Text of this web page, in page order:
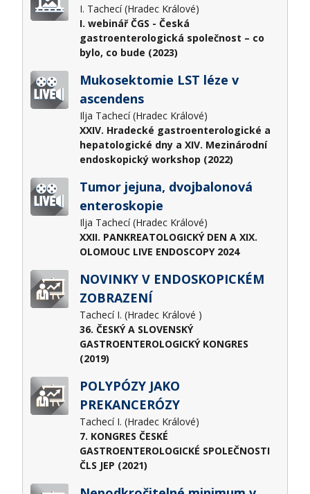
I. Tachecí (Hradec Králové)
I. webinář ČGS - Česká
gastroenterologická společnost – co
bylo, co bude (2023)
Mukosektomie LST léze v
ascendens
Ilja Tachecí (Hradec Králové)
XXIV. Hradecké gastroenterologické a
hepatologické dny a XIV. Mezinárodní
endoskopický workshop (2022)
Tumor jejuna, dvojbalonová
enteroskopie
Ilja Tachecí (Hradec Králové)
XXII. PANKREATOLOGICKÝ DEN A XIX.
OLOMOUC LIVE ENDOSCOPY 2024
NOVINKY V ENDOSKOPICKÉM
ZOBRAZENÍ
Tachecí I. (Hradec Králové )
36. ČESKÝ A SLOVENSKÝ
GASTROENTEROLOGICKÝ KONGRES
(2019)
POLYPÓZY JAKO
PREKANCERÓZY
Tachecí I. (Hradec Králové)
7. KONGRES ČESKÉ
GASTROENTEROLOGICKÉ SPOLEČNOSTI
ČLS JEP (2021)